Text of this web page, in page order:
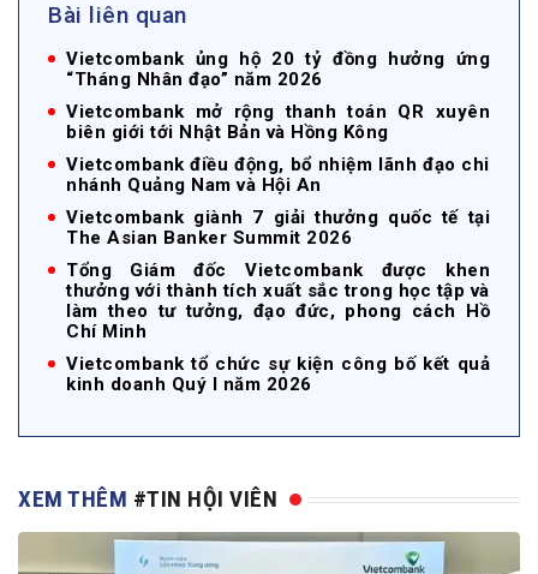
Bài liên quan
Vietcombank ủng hộ 20 tỷ đồng hưởng ứng
“Tháng Nhân đạo” năm 2026
Vietcombank mở rộng thanh toán QR xuyên
biên giới tới Nhật Bản và Hồng Kông
Vietcombank điều động, bổ nhiệm lãnh đạo chi
nhánh Quảng Nam và Hội An
Vietcombank giành 7 giải thưởng quốc tế tại
The Asian Banker Summit 2026
Tổng Giám đốc Vietcombank được khen
thưởng với thành tích xuất sắc trong học tập và
làm theo tư tưởng, đạo đức, phong cách Hồ
Chí Minh
Vietcombank tổ chức sự kiện công bố kết quả
kinh doanh Quý I năm 2026
XEM THÊM #TIN HỘI VIÊN